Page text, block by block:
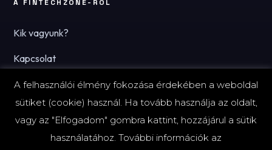
A FINTECHZONE-RÓL
Kik vagyunk?
Kapcsolat
Hírlevél
A felhasználói élmény fokozása érdekében a weboldal
sütiket (cookie) használ. Ha tovább használja az oldalt,
vagy az "Elfogadom" gombra kattint, hozzájárul a sütik
használatához. További információk az